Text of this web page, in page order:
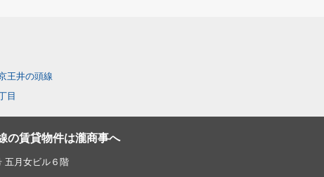
王井の頭線
目
の賃貸物件は瀧商事へ
五月女ビル６階